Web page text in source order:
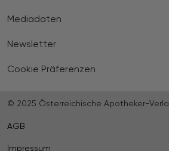
Mediadaten
Newsletter
Cookie Präferenzen
© 2025 Österreichische Apotheker-
AGB
Impressum